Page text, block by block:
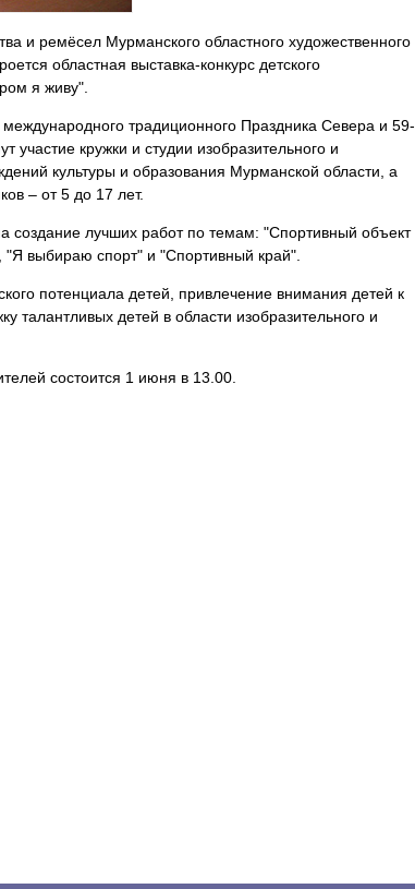
и ремёсел Мурманского областного художественного
областная выставка-конкурс детского
я живу".
традиционного Праздника Севера и 59-
кружки и студии изобразительного и
культуры и образования Мурманской области, а
– от 5 до 17 лет.
создание лучших работ по темам: "Спортивный объект
"Я выбираю спорт" и "Спортивный край".
потенциала детей, привлечение внимания детей к
талантливых детей в области изобразительного и
состоится 1 июня в 13.00.